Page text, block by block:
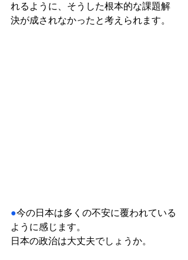
れるように、そうした根本的な課題解
決が成されなかったと考えられます。
●今の日本は多くの不安に覆われている
ように感じます。
日本の政治は大丈夫でしょうか。